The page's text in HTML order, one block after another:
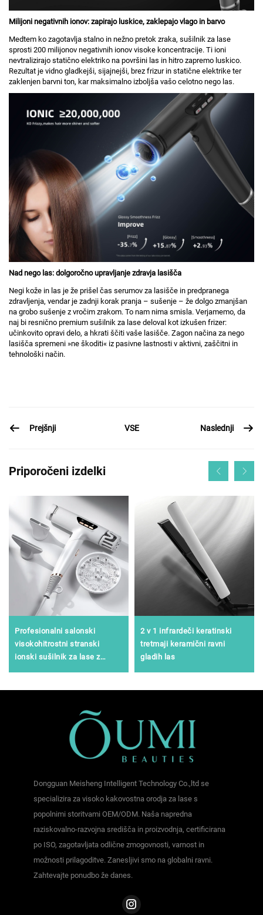
Milijoni negativnih ionov: zapirajo luskice, zaklepajo vlago in barvo
Medtem ko zagotavlja stalno in nežno pretok zraka, sušilnik za lase
sprosti 200 milijonov negativnih ionov visoke koncentracije. Ti ioni
nevtralizirajo statično elektriko na površini las in hitro zapremo luskico.
Rezultat je vidno gladkejši, sijajnejši, brez frizur in statične elektrike ter
zaklenjen barvni ton, kar maksimalno izboljša vašo celotno nego las.
Nad nego las: dolgoročno upravljanje zdravja lasišča
Negi kože in las je že prišel čas serumov za lasišče in predpranega
zdravljenja, vendar je zadnji korak pranja – sušenje – že dolgo zmanjšan
na grobo sušenje z vročim zrakom. To nam nima smisla. Verjamemo, da
naj bi resnično premium sušilnik za lase deloval kot izkušen frizer:
učinkovito opravi delo, a hkrati ščiti vaše lasišče. Zagon načina za nego
lasišča spremeni »ne škoditi« iz pasivne lastnosti v aktivni, zaščitni in
tehnološki način.
Prejšnji VSE Naslednji
Priporočeni izdelki
Profesionalni salonski
visokohitrostni stranski
ionski sušilnik za lase z
2 v 1 infrardeči keratinski
tretmaji keramični ravni
gladih las
Dongguan Meisheng Intelligent Technology Co.,ltd se
specializira za visoko kakovostna orodja za lase s
popolnimi storitvami OEM/ODM. Naša napredna
raziskovalno-razvojna središča in proizvodnja, certificirana
po ISO, zagotavljata odlične zmogovnosti, varnost in
možnosti prilagoditve. Zanesljivi smo na globalni ravni.
Zahtevajte ponudbo že danes.